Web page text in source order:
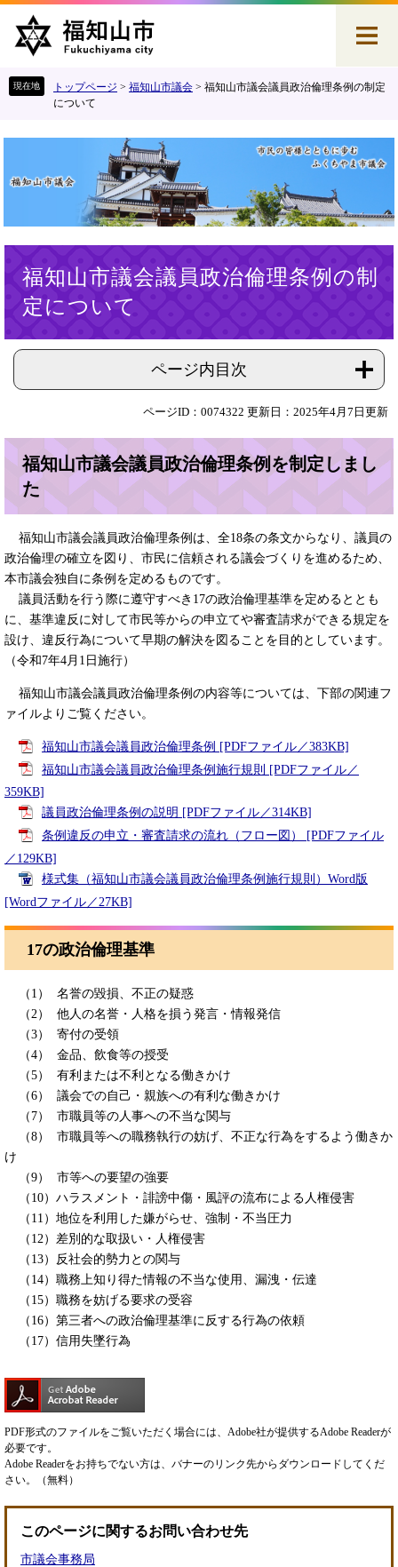
す
し
本
トップページ > 福知山市議会 > 福知山市議会議員政治倫理条例の制定
について
福知山市議会議員政治倫理条例の制
定について
ページ内目次
ページID：0074322 更新日：2025年4月7日更新
福知山市議会議員政治倫理条例を制定しまし
た
福知山市議会議員政治倫理条例は、全18条の条文からなり、議員の
政治倫理の確立を図り、市民に信頼される議会づくりを進めるため、
本市議会独自に条例を定めるものです。
議員活動を行う際に遵守すべき17の政治倫理基準を定めるととも
に、基準違反に対して市民等からの申立てや審査請求ができる規定を
設け、違反行為について早期の解決を図ることを目的としています。
（令和7年4月1日施行）
福知山市議会議員政治倫理条例の内容等については、下部の関連フ
ァイルよりご覧ください。
福知山市議会議員政治倫理条例 [PDFファイル／383KB]
福知山市議会議員政治倫理条例施行規則 [PDFファイル／
359KB]
議員政治倫理条例の説明 [PDFファイル／314KB]
条例違反の申立・審査請求の流れ（フロー図） [PDFファイル
／129KB]
様式集（福知山市議会議員政治倫理条例施行規則）Word版
[Wordファイル／27KB]
17の政治倫理基準
​ （1） 名誉の毀損、不正の疑惑
（2） 他人の名誉・人格を損う発言・情報発信
（3） 寄付の受領
（4） 金品、飲食等の授受
（5） 有利または不利となる働きかけ
（6） 議会での自己・親族への有利な働きかけ
（7） 市職員等の人事への不当な関与
（8） 市職員等への職務執行の妨げ、不正な行為をするよう働きか
け
（9） 市等への要望の強要
（10）ハラスメント・誹謗中傷・風評の流布による人権侵害
（11）地位を利用した嫌がらせ、強制・不当圧力
（12）差別的な取扱い・人権侵害
（13）反社会的勢力との関与
（14）職務上知り得た情報の不当な使用、漏洩・伝達
（15）職務を妨げる要求の受容
（16）第三者への政治倫理基準に反する行為の依頼
（17）信用失墜行為
PDF形式のファイルをご覧いただく場合には、Adobe社が提供するAdobe Readerが
必要です。
Adobe Readerをお持ちでない方は、バナーのリンク先からダウンロードしてくだ
さい。（無料）
このページに関するお問い合わせ先
市議会事務局